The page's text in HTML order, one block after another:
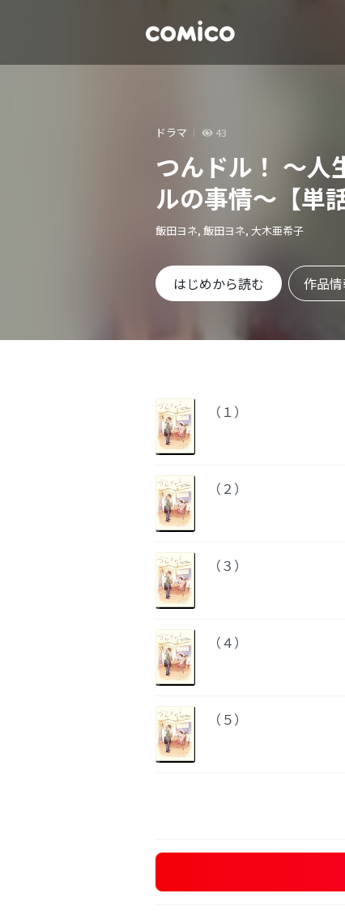
ドラマ 43
つんドル！ ～人
ルの事情～【単話
飯田ヨネ, 飯田ヨネ, 大木亜希子
はじめから読む 作品
（１）
（２）
（３）
（４）
（５）